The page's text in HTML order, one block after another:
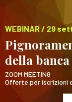
WEBINAR / 29
della banca
ZOOM MEETING
Offerte per iscrizioni